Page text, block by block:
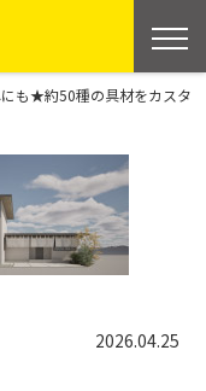
にも★約50種の具材をカス
2026.04.25